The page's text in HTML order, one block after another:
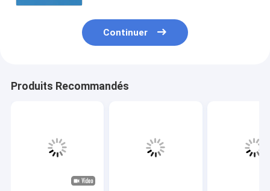
Continuer
Produits Recommandés